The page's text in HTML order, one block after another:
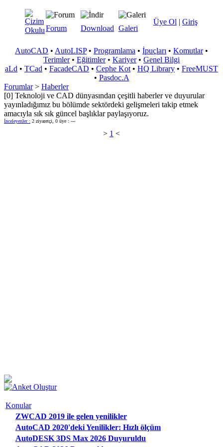
Üye Ol | Giriş
Forum Download Galeri
AutoCAD • AutoLISP• Programlama • İpuçları • Komutlar•
Terimler• Eğitimler• Kariyer• Genel Bilgi
aLd • TCad • FacadeCAD • Cephe Kot • HQ Library • FreeMUST
• Pasdoc.A
Forumlar> Haberler
[0] Teknoloji ve CAD dünyasından çeşitli haberler ve duyurular
yayınladığımız bu bölümde sektördeki gelişmeleri takip etmek
amacıyla sık sık güncel başlıklar paylaşıyoruz.
İnceleyenler : 2 ziyaretçi, 0 üye : ---
> 1 <
Konular
ZWCAD 2019 ile gelen yenilikler
AutoCAD 2020'deki Yenilikler: Hızlı ölçüm
AutoDESK 3DS Max 2026 Duyuruldu